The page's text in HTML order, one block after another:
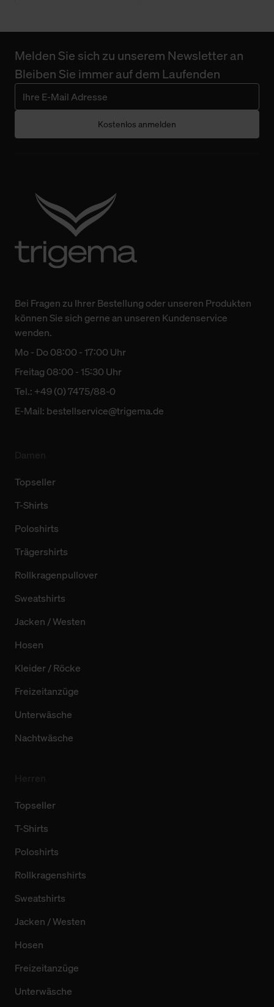
Melden Sie sich zu unserem Newsletter an
Bleiben Sie immer auf dem Laufenden
Kostenlos anmelden
Bei Fragen zu Ihrer Bestellung oder unseren Produkten
können Sie sich gerne an unseren Kundenservice
wenden.
Mo - Do 08:00 - 17:00 Uhr
Freitag 08:00 - 15:30 Uhr
Tel.: +49 (0) 7475/88-0
E-Mail: bestellservice@trigema.de
Topseller
T-Shirts
Poloshirts
Trägershirts
Rollkragenpullover
Sweatshirts
Jacken / Westen
Hosen
Kleider / Röcke
Freizeitanzüge
Unterwäsche
Nachtwäsche
Topseller
T-Shirts
Poloshirts
Rollkragenshirts
Sweatshirts
Jacken / Westen
Hosen
Freizeitanzüge
Unterwäsche